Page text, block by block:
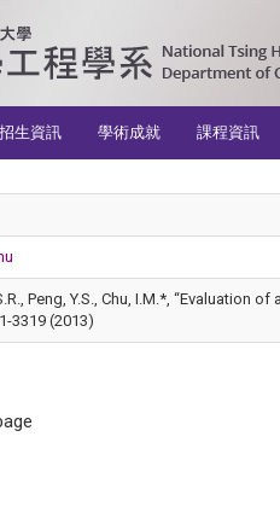
招生資訊 學術成就 課程資訊
Peng, Y.S., Chu, I.M.*,
3319 (2013)